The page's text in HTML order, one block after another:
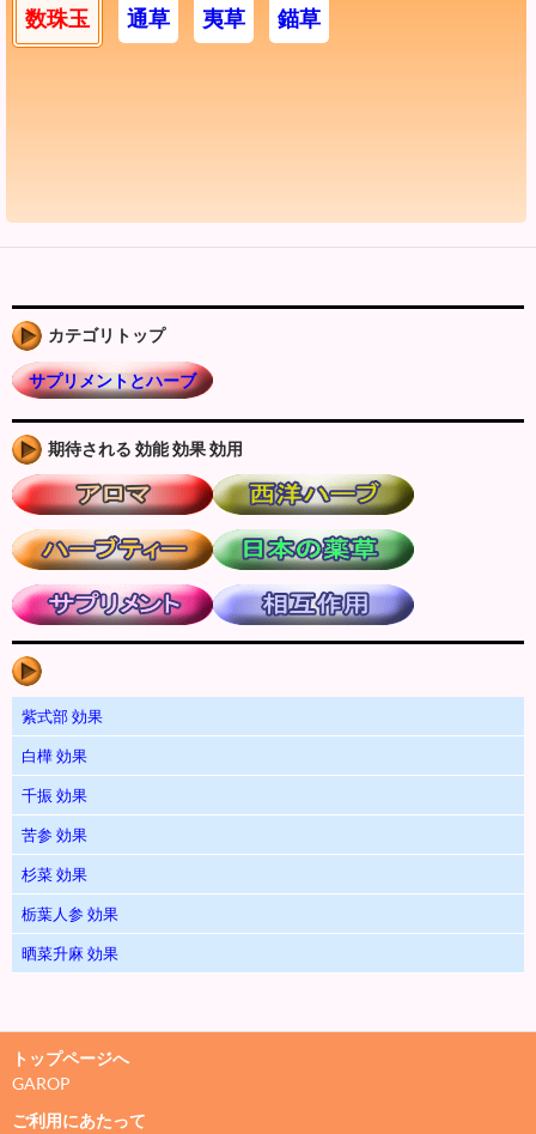
数珠玉 通草 夷草 錨草
カテゴリトップ
サプリメントとハーブ
期待される 効能 効果 効用
紫式部 効果
白樺 効果
千振 効果
苦参 効果
杉菜 効果
栃葉人参 効果
晒菜升麻 効果
トップページへ
GAROP
ご利用にあたって